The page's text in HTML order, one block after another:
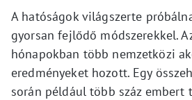
A hatóságok világszerte
gyorsan fejlődő módszerekkel.
hónapokban több nemzetközi
eredményeket hozott. Egy
során például több száz embert